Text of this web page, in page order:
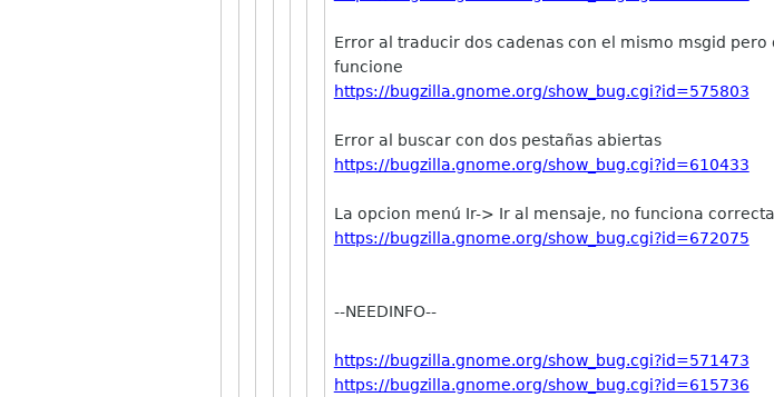
Error al traducir dos cadenas con el mismo msgid
funcione
https://bugzilla.gnome.org/show_bug.cgi?id=575803
Error al buscar con dos pestañas abiertas
https://bugzilla.gnome.org/show_bug.cgi?id=610433
La opcion menú Ir-> Ir al mensaje, no funciona
https://bugzilla.gnome.org/show_bug.cgi?id=672075
--NEEDINFO--
https://bugzilla.gnome.org/show_bug.cgi?id=571473
https://bugzilla.gnome.org/show_bug.cgi?id=615736